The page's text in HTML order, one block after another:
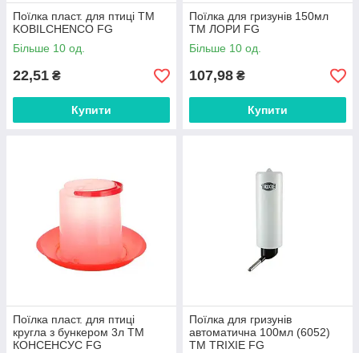
Поїлка пласт. для птицi ТМ
KOBILCHENCO FG
Більше 10 од.
22,51 ₴
Купити
Поїлка для гризунів 150мл
ТМ ЛОРИ FG
Більше 10 од.
107,98 ₴
Купити
Поїлка пласт. для птиці
кругла з бункером 3л ТМ
КОНСЕНСУС FG
Поїлка для гризунів
автоматична 100мл (6052)
ТМ TRIXIE FG